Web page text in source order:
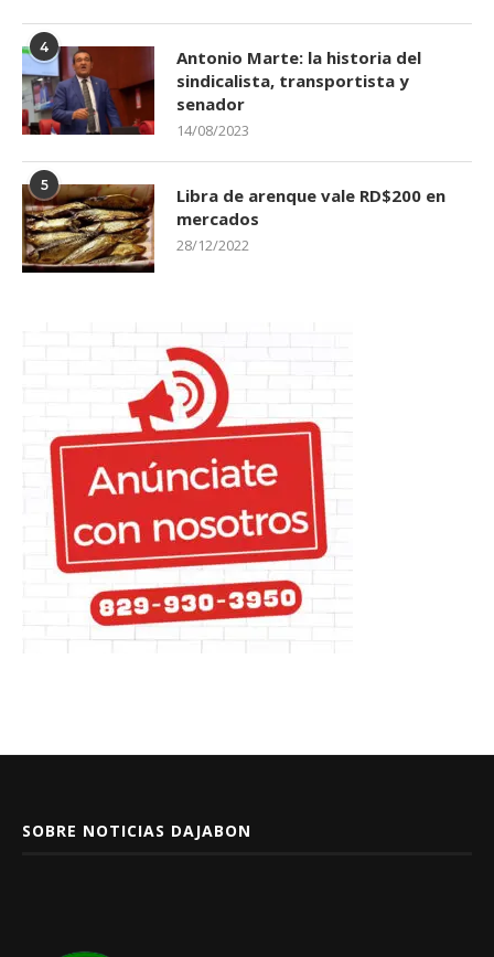
4
Antonio Marte: la historia del
sindicalista, transportista y
senador
14/08/2023
5
Libra de arenque vale RD$200 en
mercados
28/12/2022
SOBRE NOTICIAS DAJABON